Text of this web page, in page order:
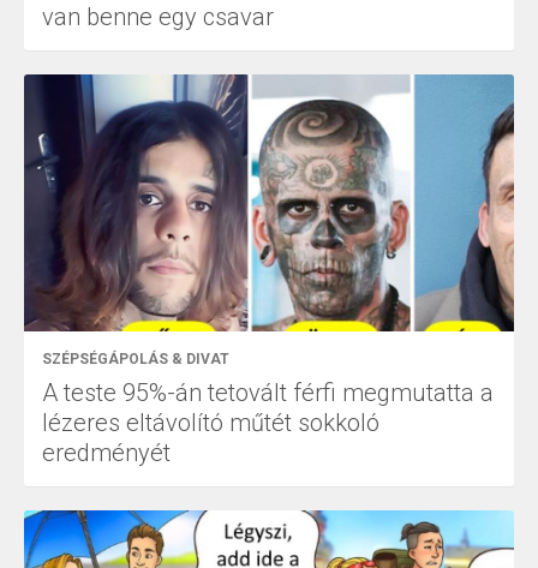
van benne egy csavar
SZÉPSÉGÁPOLÁS & DIVAT
A teste 95%-án tetovált férfi megmutatta a
lézeres eltávolító műtét sokkoló
eredményét